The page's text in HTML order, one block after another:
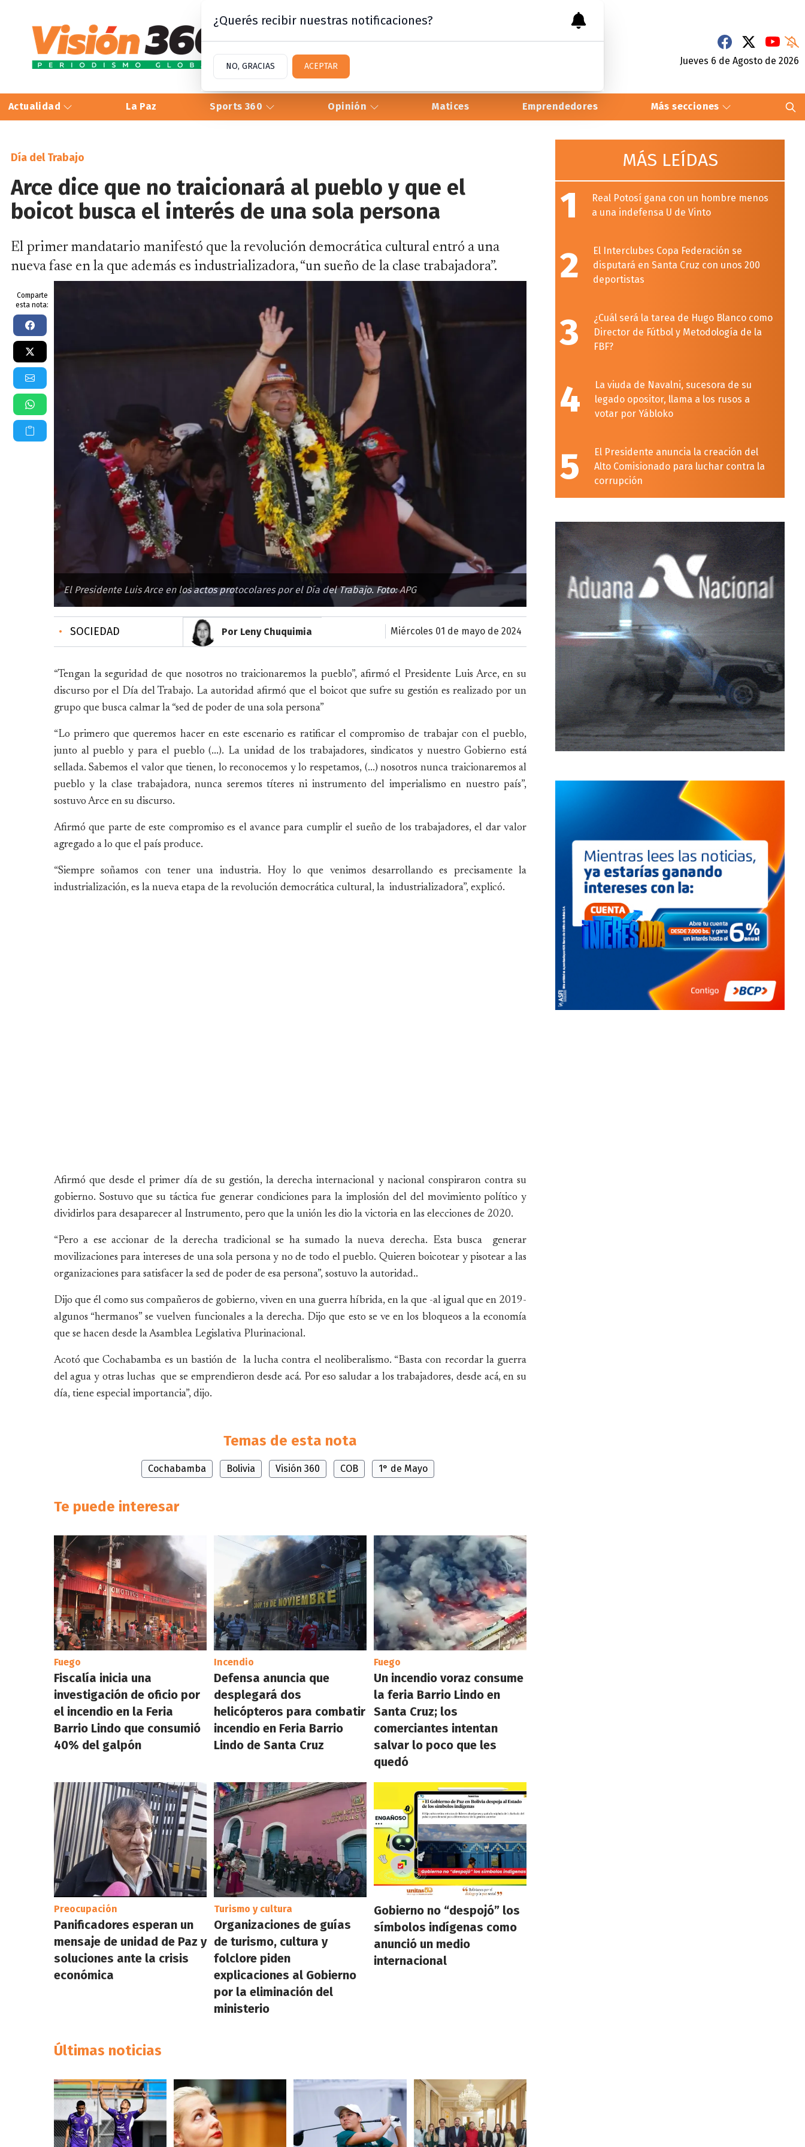
Jueves 6 de Agosto de 2026
Actualidad La Paz Sports 360 Opinión Matices Emprendedores Más secciones
Día del Trabajo
Arce dice que no traicionará al pueblo y que el
boicot busca el interés de una sola persona
El primer mandatario manifestó que la revolución democrática cultural entró a una
nueva fase en la que además es industrializadora, “un sueño de la clase trabajadora”.
Comparte
esta nota:
El Presidente Luis Arce en los actos protocolares por el Día del Trabajo. Foto: APG
• SOCIEDAD Por Leny Chuquimia miércoles 01 de mayo de 2024
“Tengan la seguridad de que nosotros no traicionaremos la pueblo”, afirmó el Presidente Luis Arce, en su
discurso por el Día del Trabajo. La autoridad afirmó que el boicot que sufre su gestión es realizado por un
grupo que busca calmar la “sed de poder de una sola persona”
“Lo primero que queremos hacer en este escenario es ratificar el compromiso de trabajar con el pueblo,
junto al pueblo y para el pueblo (...). La unidad de los trabajadores, sindicatos y nuestro Gobierno está
sellada. Sabemos el valor que tienen, lo reconocemos y lo respetamos, (...) nosotros nunca traicionaremos al
pueblo y la clase trabajadora, nunca seremos títeres ni instrumento del imperialismo en nuestro país”,
sostuvo Arce en su discurso.
Afirmó que parte de este compromiso es el avance para cumplir el sueño de los trabajadores, el dar valor
agregado a lo que el país produce.
“Siempre soñamos con tener una industria. Hoy lo que venimos desarrollando es precisamente la
industrialización, es la nueva etapa de la revolución democrática cultural, la industrializadora”, explicó.
Afirmó que desde el primer día de su gestión, la derecha internacional y nacional conspiraron contra su
gobierno. Sostuvo que su táctica fue generar condiciones para la implosión del del movimiento político y
dividirlos para desaparecer al Instrumento, pero que la unión les dio la victoria en las elecciones de 2020.
“Pero a ese accionar de la derecha tradicional se ha sumado la nueva derecha. Esta busca generar
movilizaciones para intereses de una sola persona y no de todo el pueblo. Quieren boicotear y pisotear a las
organizaciones para satisfacer la sed de poder de esa persona”, sostuvo la autoridad..
Dijo que él como sus compañeros de gobierno, viven en una guerra híbrida, en la que -al igual que en 2019-
algunos “hermanos” se vuelven funcionales a la derecha. Dijo que esto se ve en los bloqueos a la economía
que se hacen desde la Asamblea Legislativa Plurinacional.
Acotó que Cochabamba es un bastión de la lucha contra el neoliberalismo. “Basta con recordar la guerra
del agua y otras luchas que se emprendieron desde acá. Por eso saludar a los trabajadores, desde acá, en su
día, tiene especial importancia”, dijo.
Temas de esta nota
Cochabamba Bolivia Visión 360 COB 1° de Mayo
Te puede interesar
Fuego
Fiscalía inicia una
investigación de oficio por
el incendio en la Feria
Barrio Lindo que consumió
40% del galpón
Incendio
Defensa anuncia que
desplegará dos
helicópteros para combatir
incendio en Feria Barrio
Lindo de Santa Cruz
Fuego
Un incendio voraz consume
la feria Barrio Lindo en
Santa Cruz; los
comerciantes intentan
salvar lo poco que les
quedó
Preocupación
Panificadores esperan un
mensaje de unidad de Paz y
soluciones ante la crisis
económica
Turismo y cultura
Organizaciones de guías
de turismo, cultura y
folclore piden
explicaciones al Gobierno
por la eliminación del
ministerio
Gobierno no “despojó” los
símbolos indígenas como
anunció un medio
internacional
Últimas noticias
MÁS LEÍDAS
1
Real Potosí gana con un hombre menos
a una indefensa U de Vinto
2
El Interclubes Copa Federación se
disputará en Santa Cruz con unos 200
deportistas
3
¿Cuál será la tarea de Hugo Blanco como
Director de Fútbol y Metodología de la
FBF?
4
La viuda de Navalni, sucesora de su
legado opositor, llama a los rusos a
votar por Yábloko
5
El Presidente anuncia la creación del
Alto Comisionado para luchar contra la
corrupción
¿Querés recibir nuestras notificaciones?
NO, GRACIAS ACEPTAR